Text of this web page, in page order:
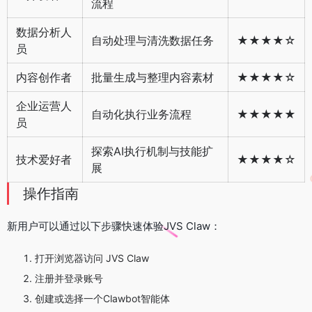
流程
数据分析人
员
自动处理与清洗数据任务 ★★★★☆
内容创作者 批量生成与整理内容素材 ★★★★☆
企业运营人
员
自动化执行业务流程 ★★★★★
技术爱好者
探索AI执行机制与技能扩
展
★★★★☆
操作指南
新用户可以通过以下步骤快速体验JVS Claw：
打开浏览器访问 JVS Claw
注册并登录账号
创建或选择一个Clawbot智能体